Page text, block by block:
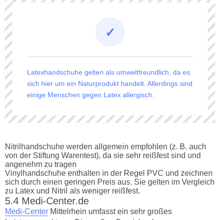
Latexhandschuhe gelten als umweltfreundlich, da es
sich hier um ein Naturprodukt handelt. Allerdings sind
einige Menschen gegen Latex allergisch.
Nitrilhandschuhe werden allgemein empfohlen (z. B. auch
von der Stiftung Warentest), da sie sehr reißfest sind und
angenehm zu tragen
Vinylhandschuhe enthalten in der Regel PVC und zeichnen
sich durch einen geringen Preis aus. Sie gelten im Vergleich
zu Latex und Nitril als weniger reißfest.
Medi-Center.de
Medi-Center Mittelrhein umfasst ein sehr großes